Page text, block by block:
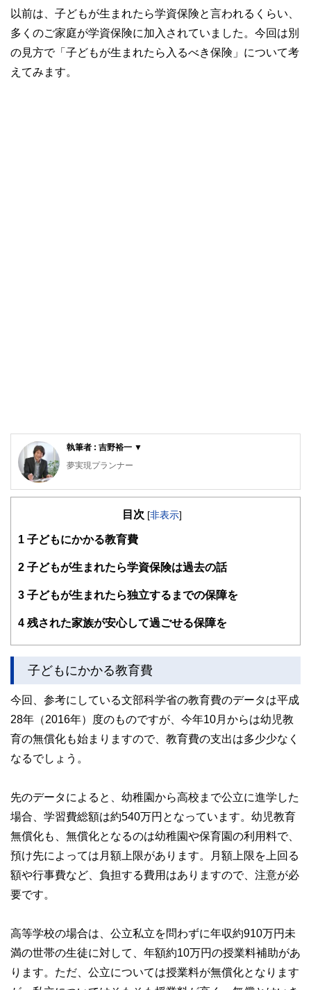
以前は、子どもが生まれたら学資保険と言われるくらい、
多くのご家庭が学資保険に加入されていました。今回は別
の見方で「子どもが生まれたら入るべき保険」について考
えてみます。
執筆者 : 吉野裕一 ▼
夢実現プランナー
2級ファイナンシャルプランニング技能士／2級DCプランナ
る方が安心して過ごせるプランニングを行うための総括的な
各種セミナーやコラムなど多数の実績があり、定評を受けて
https://moneysmith.biz
目次 [非表示]
1 子どもにかかる教育費
2 子どもが生まれたら学資保険は過去の話
3 子どもが生まれたら独立するまでの保障を
4 残された家族が安心して過ごせる保障を
子どもにかかる教育費
今回、参考にしている文部科学省の教育費のデータは平成
28年（2016年）度のものですが、今年10月からは幼児教
育の無償化も始まりますので、教育費の支出は多少少なく
なるでしょう。
先のデータによると、幼稚園から高校まで公立に進学した
場合、学習費総額は約540万円となっています。幼児教育
無償化も、無償化となるのは幼稚園や保育園の利用料で、
預け先によっては月額上限があります。月額上限を上回る
額や行事費など、負担する費用はありますので、注意が必
要です。
高等学校の場合は、公立私立を問わずに年収約910万円未
満の世帯の生徒に対して、年額約10万円の授業料補助があ
ります。ただ、公立については授業料が無償化となります